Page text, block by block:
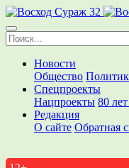
Новости
Общество
Спецпроекты
Нацпроекты 80
Редакция
О сайте Обратная